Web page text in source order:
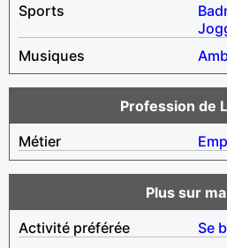
Sports
Musiques
Profession de
Métier
Plus sur
Activité préférée
Se